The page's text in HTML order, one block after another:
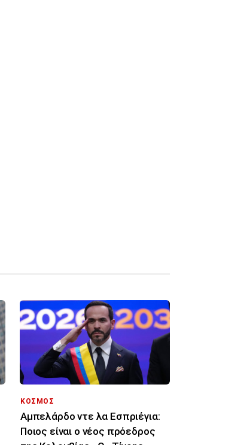
ΚΟΣΜΟΣ
Αμπελάρδο ντε λα Εσπριέγια:
Ποιος είναι ο νέος πρόεδρος